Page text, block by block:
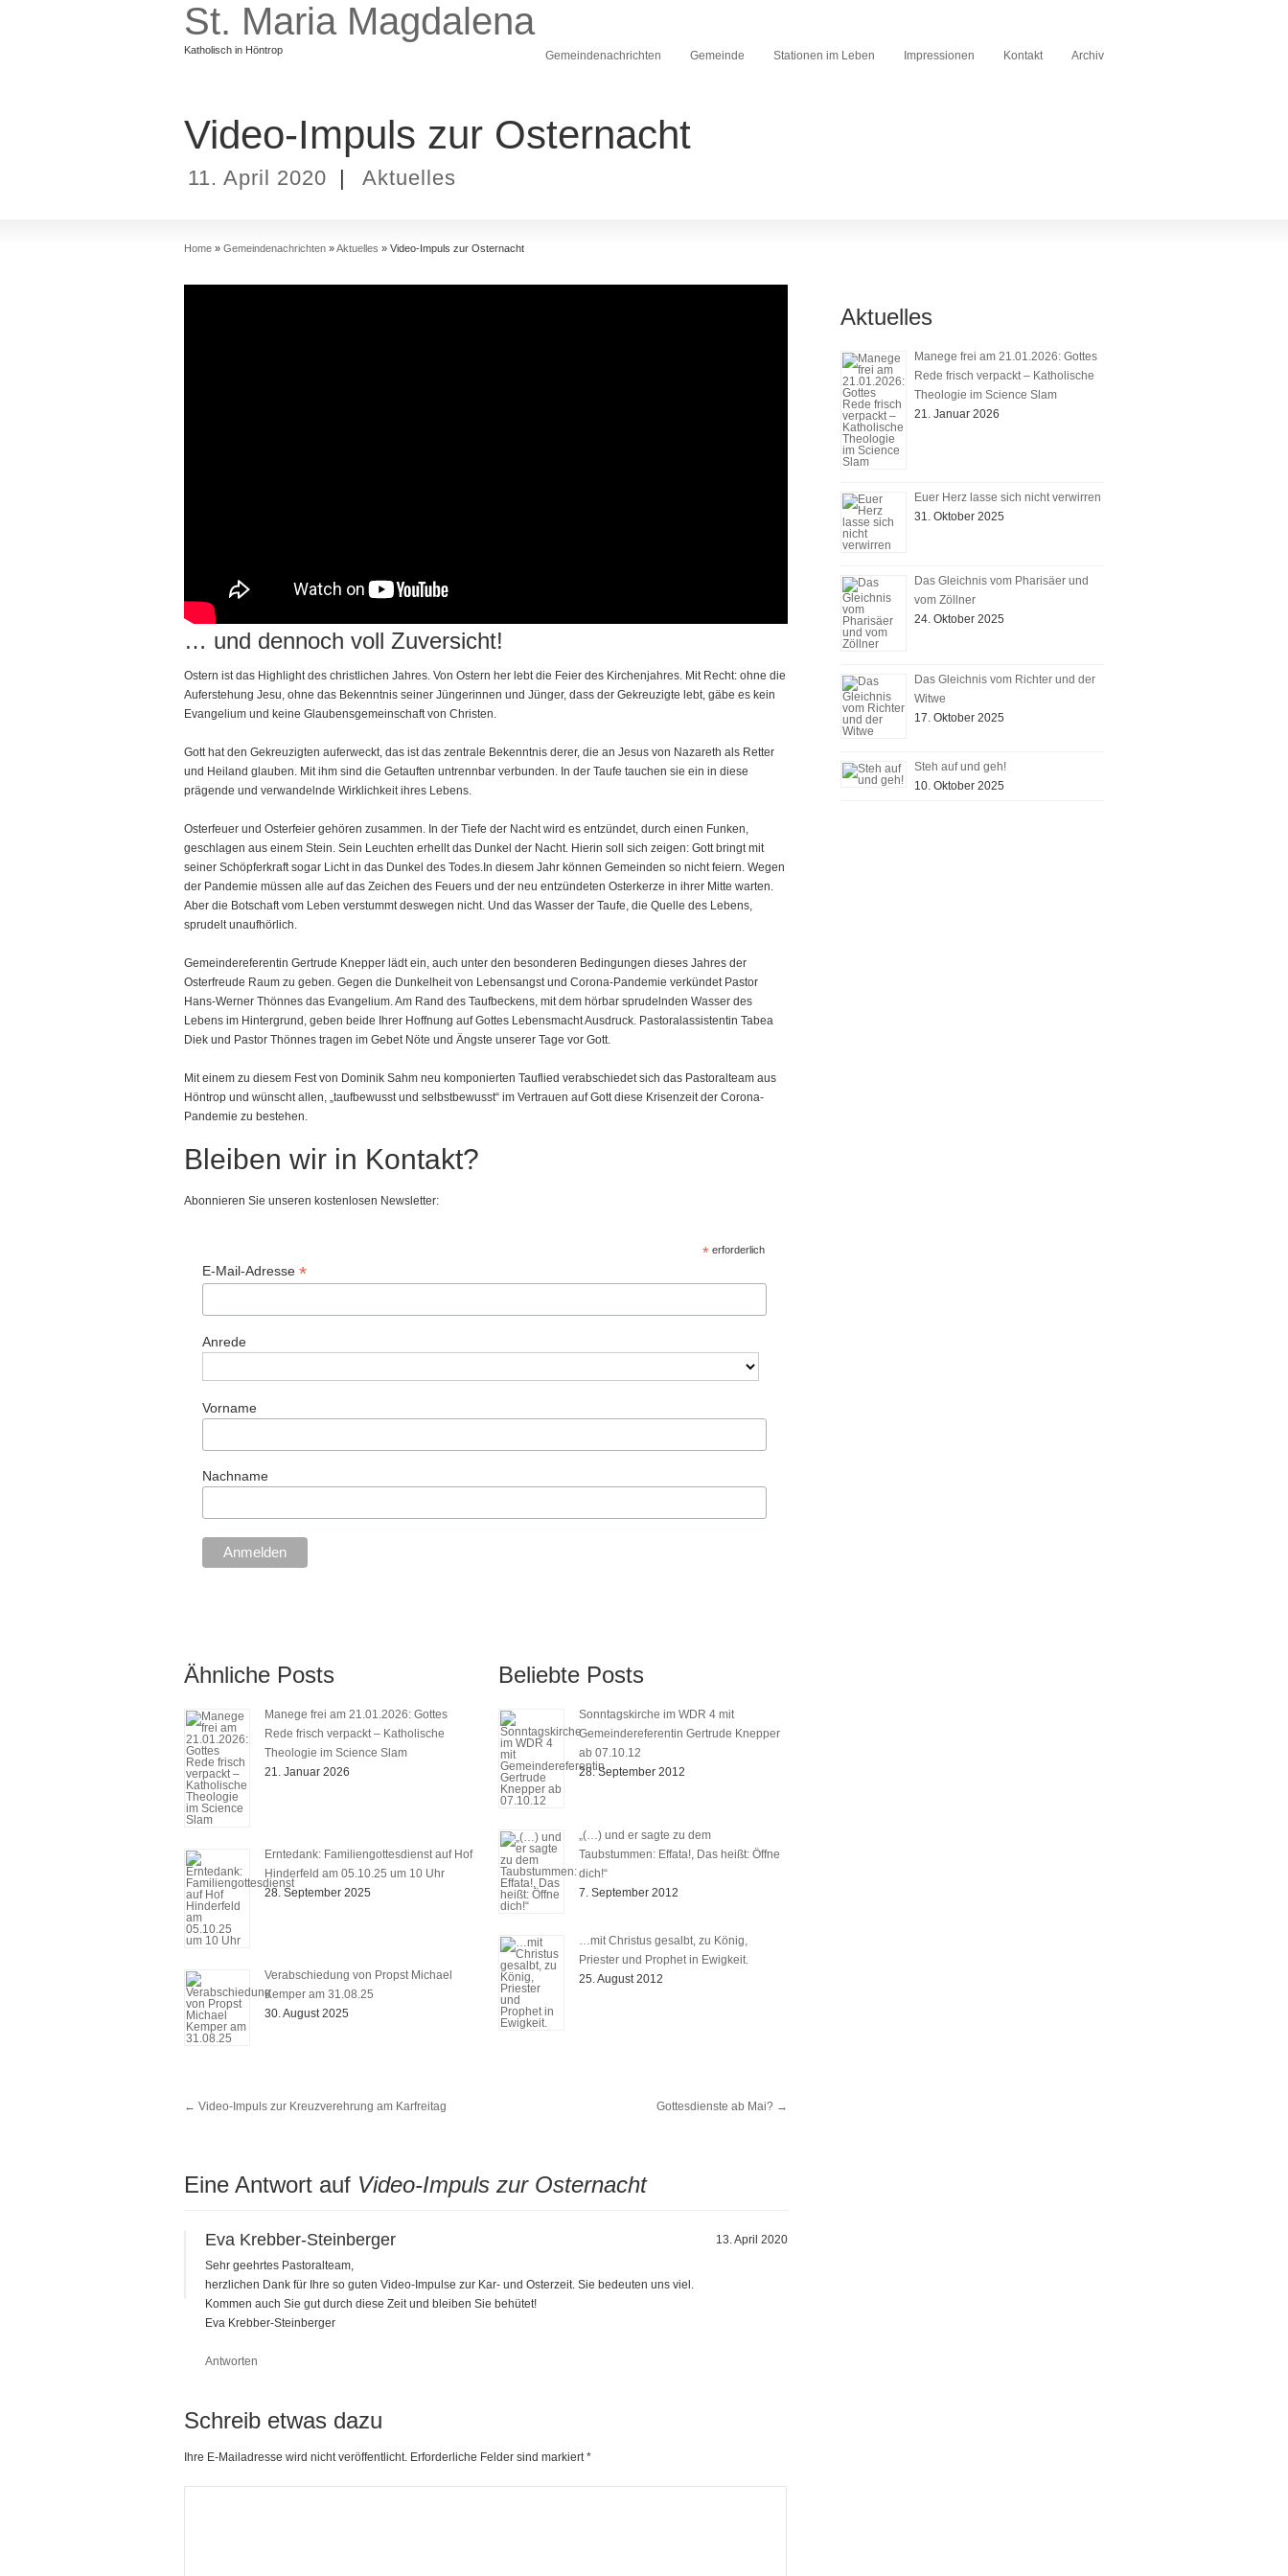
St. Maria Magdalena
Katholisch in Höntrop Gemeindenachrichten Gemeinde Stationen im Leben Impressionen Kontakt Archiv
Video-Impuls zur Osternacht
11. April 2020 | Aktuelles
Home » Gemeindenachrichten »Aktuelles » Video-Impuls zur Osternacht
… und dennoch voll Zuversicht!
Ostern ist das Highlight des christlichen Jahres. Von Ostern her lebt die Feier des Kirchenjahres. Mit Recht: ohne die
Auferstehung Jesu, ohne das Bekenntnis seiner Jüngerinnen und Jünger, dass der Gekreuzigte lebt, gäbe es kein
Evangelium und keine Glaubensgemeinschaft von Christen.
Gott hat den Gekreuzigten auferweckt, das ist das zentrale Bekenntnis derer, die an Jesus von Nazareth als Retter
und Heiland glauben. Mit ihm sind die Getauften untrennbar verbunden. In der Taufe tauchen sie ein in diese
prägende und verwandelnde Wirklichkeit ihres Lebens.
Osterfeuer und Osterfeier gehören zusammen. In der Tiefe der Nacht wird es entzündet, durch einen Funken,
geschlagen aus einem Stein. Sein Leuchten erhellt das Dunkel der Nacht. Hierin soll sich zeigen: Gott bringt mit
seiner Schöpferkraft sogar Licht in das Dunkel des Todes.In diesem Jahr können Gemeinden so nicht feiern. Wegen
der Pandemie müssen alle auf das Zeichen des Feuers und der neu entzündeten Osterkerze in ihrer Mitte warten.
Aber die Botschaft vom Leben verstummt deswegen nicht. Und das Wasser der Taufe, die Quelle des Lebens,
sprudelt unaufhörlich.
Gemeindereferentin Gertrude Knepper lädt ein, auch unter den besonderen Bedingungen dieses Jahres der
Osterfreude Raum zu geben. Gegen die Dunkelheit von Lebensangst und Corona-Pandemie verkündet Pastor
Hans-Werner Thönnes das Evangelium. Am Rand des Taufbeckens, mit dem hörbar sprudelnden Wasser des
Lebens im Hintergrund, geben beide Ihrer Hoffnung auf Gottes Lebensmacht Ausdruck. Pastoralassistentin Tabea
Diek und Pastor Thönnes tragen im Gebet Nöte und Ängste unserer Tage vor Gott.
Mit einem zu diesem Fest von Dominik Sahm neu komponierten Tauflied verabschiedet sich das Pastoralteam aus
Höntrop und wünscht allen, „taufbewusst und selbstbewusst“ im Vertrauen auf Gott diese Krisenzeit der Corona-
Pandemie zu bestehen.
Bleiben wir in Kontakt?
Abonnieren Sie unseren kostenlosen Newsletter:
*erforderlich
E-Mail-Adresse *
Anrede
Vorname
Nachname
Ähnliche Posts
Manege frei am 21.01.2026: Gottes
Rede frisch verpackt – Katholische
Theologie im Science Slam
21. Januar 2026
Erntedank: Familiengottesdienst auf Hof
Hinderfeld am 05.10.25 um 10 Uhr
28. September 2025
Verabschiedung von Propst Michael
Kemper am 31.08.25
30. August 2025
Beliebte Posts
Sonntagskirche im WDR 4 mit
Gemeindereferentin Gertrude Knepper
ab 07.10.12
28. September 2012
„(…) und er sagte zu dem
Taubstummen: Effata!, Das heißt: Öffne
dich!“
7. September 2012
…mit Christus gesalbt, zu König,
Priester und Prophet in Ewigkeit.
25. August 2012
← Video-Impuls zur Kreuzverehrung am Karfreitag Gottesdienste ab Mai? →
Eine Antwort auf Video-Impuls zur Osternacht
Eva Krebber-Steinberger
13. April 2020
Sehr geehrtes Pastoralteam,
herzlichen Dank für Ihre so guten Video-Impulse zur Kar- und Osterzeit. Sie bedeuten uns viel.
Kommen auch Sie gut durch diese Zeit und bleiben Sie behütet!
Eva Krebber-Steinberger
Antworten
Schreib etwas dazu
Ihre E-Mailadresse wird nicht veröffentlicht. Erforderliche Felder sind markiert*
Aktuelles
Manege frei am 21.01.2026: Gottes
Rede frisch verpackt – Katholische
Theologie im Science Slam
21. Januar 2026
Euer Herz lasse sich nicht verwirren
31. Oktober 2025
Das Gleichnis vom Pharisäer und
vom Zöllner
24. Oktober 2025
Das Gleichnis vom Richter und der
Witwe
17. Oktober 2025
Steh auf und geh!
10. Oktober 2025